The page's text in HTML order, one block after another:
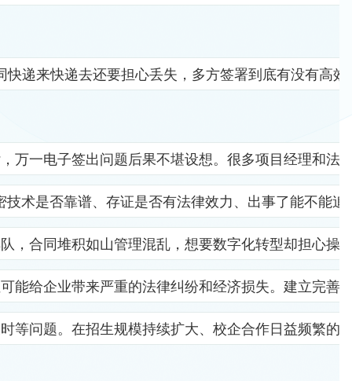
递来快递去还要担心丢失，多方签署到底有没有高
一电子签出问题后果不堪设想。很多项目经理和法
术是否靠谱、存证是否有法律效力、出事了能不能
合同堆积如山管理混乱，想要数字化转型却担心操
给企业带来严重的法律纠纷和经济损失。建立完
问题。在招生规模持续扩大、校企合作日益频繁